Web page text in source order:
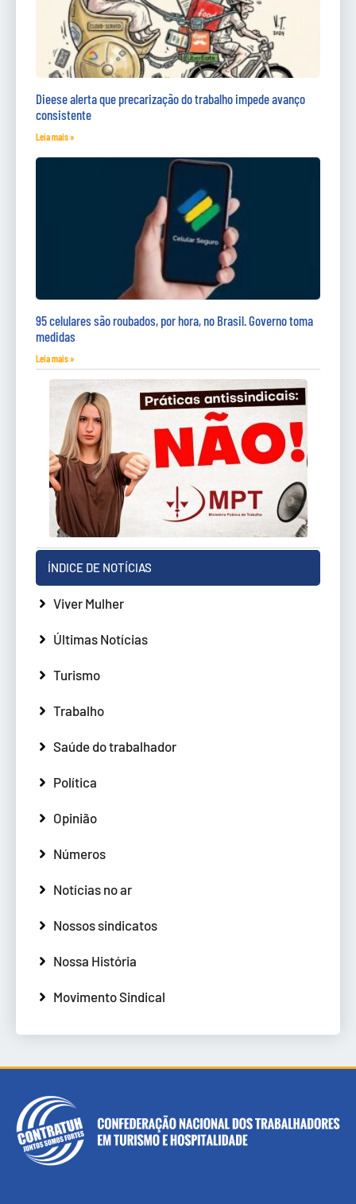
Dieese alerta que precarização do trabalho impede avanço
consistente
Leia mais »
95 celulares são roubados, por hora, no Brasil. Governo toma
medidas
Leia mais »
ÍNDICE DE NOTÍCIAS
Viver Mulher
Últimas Notícias
Turismo
Trabalho
Saúde do trabalhador
Política
Opinião
Números
Notícias no ar
Nossos sindicatos
Nossa História
Movimento Sindical